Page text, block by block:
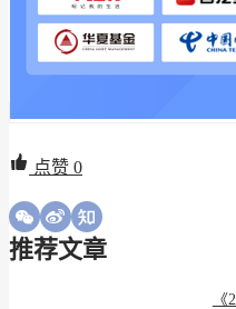
点赞 0
推荐文章